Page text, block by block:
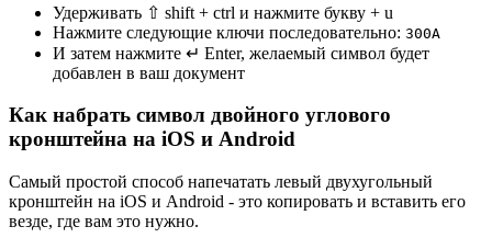
Удерживать ⇧ shift + ctrl и нажмите букву + u
Нажмите следующие ключи последовательно: 300A
И затем нажмите ↵ Enter, желаемый символ будет
добавлен в ваш документ
Как набрать символ двойного углового
кронштейна на iOS и Android
Самый простой способ напечатать левый двухугольный
кронштейн на iOS и Android - это копировать и вставить его
везде, где вам это нужно.